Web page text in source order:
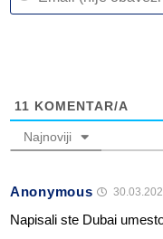
11 KOMENTAR/A
Najnoviji
Anonymous
Napisali ste Dubai